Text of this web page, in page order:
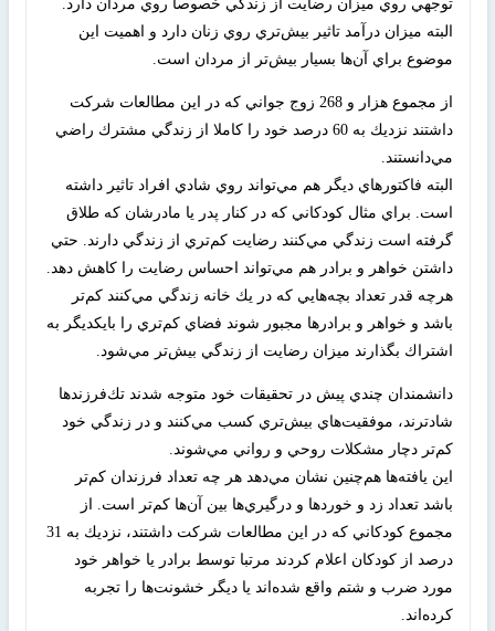
توجهي روي ميزان رضايت از زندگي خصوصا روي مردان دارد.
البته ميزان درآمد تاثير بيش‌تري روي زنان دارد و اهميت اين
موضوع براي آن‌ها بسيار بيش‌تر از مردان است.
از مجموع هزار و 268 زوج جواني كه در اين مطالعات شركت
داشتند نزديك به 60 درصد خود را كاملا از زندگي مشترك راضي
مي‌دانستند.
البته فاكتورهاي ديگر هم مي‌تواند روي شادي افراد تاثير داشته
است. براي مثال كودكاني كه در كنار پدر يا مادرشان كه طلاق
گرفته است زندگي مي‌كنند رضايت كم‌تري از زندگي دارند. حتي
داشتن خواهر و برادر هم مي‌تواند احساس رضايت را كاهش دهد.
هرچه قدر تعداد بچه‌هايي كه در يك خانه زندگي مي‌كنند كم‌تر
باشد و خواهر و برادرها مجبور شوند فضاي كم‌تري را بايكديگر به
اشتراك بگذارند ميزان رضايت از زندگي بيش‌تر مي‌شود.
دانشمندان چندي پيش در تحقيقات خود متوجه شدند تك‌فرزندها
شادترند، موفقيت‌هاي بيش‌تري كسب مي‌كنند و در زندگي خود
كم‌تر دچار مشكلات روحي و رواني مي‌شوند.
اين يافته‌ها هم‌چنين نشان مي‌دهد هر چه تعداد فرزندان كم‌تر
باشد تعداد زد و خوردها و درگيري‌ها بين آن‌ها كم‌تر است. از
مجموع كودكاني كه در اين مطالعات شركت داشتند، نزديك به 31
درصد از كودكان اعلام كردند مرتبا توسط برادر يا خواهر خود
مورد ضرب و شتم واقع شده‌اند يا ديگر خشونت‌ها را تجربه
كرده‌اند.